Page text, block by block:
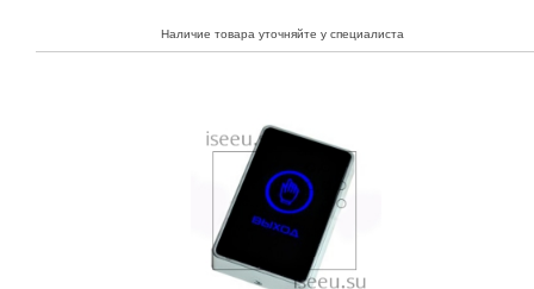
Наличие товара уточняйте у специалиста